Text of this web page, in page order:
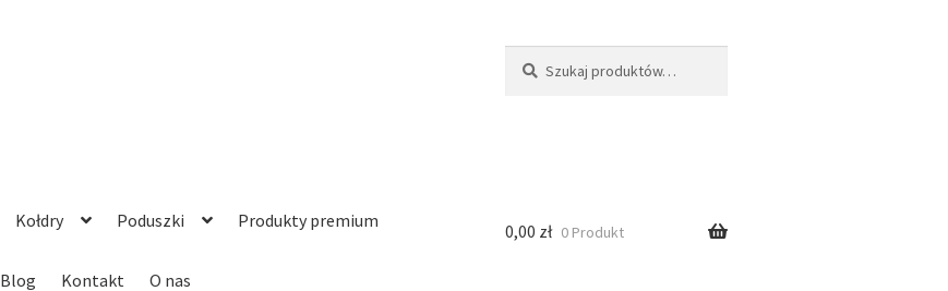
Kołdry Poduszki Produkty premium
Blog Kontakt O nas
0,00 zł 0 Produkt